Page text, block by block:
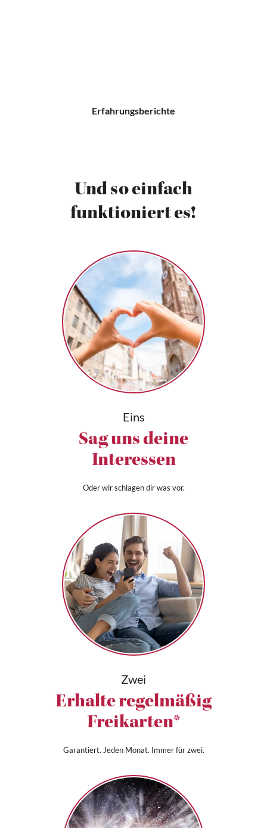
Erfahrungsberichte
Und so einfach
funktioniert es!
Eins
Sag uns deine
Interessen
Oder wir schlagen dir was vor.
Zwei
Erhalte regelmäßig
Freikarten*
Garantiert. Jeden Monat. Immer für zwei.